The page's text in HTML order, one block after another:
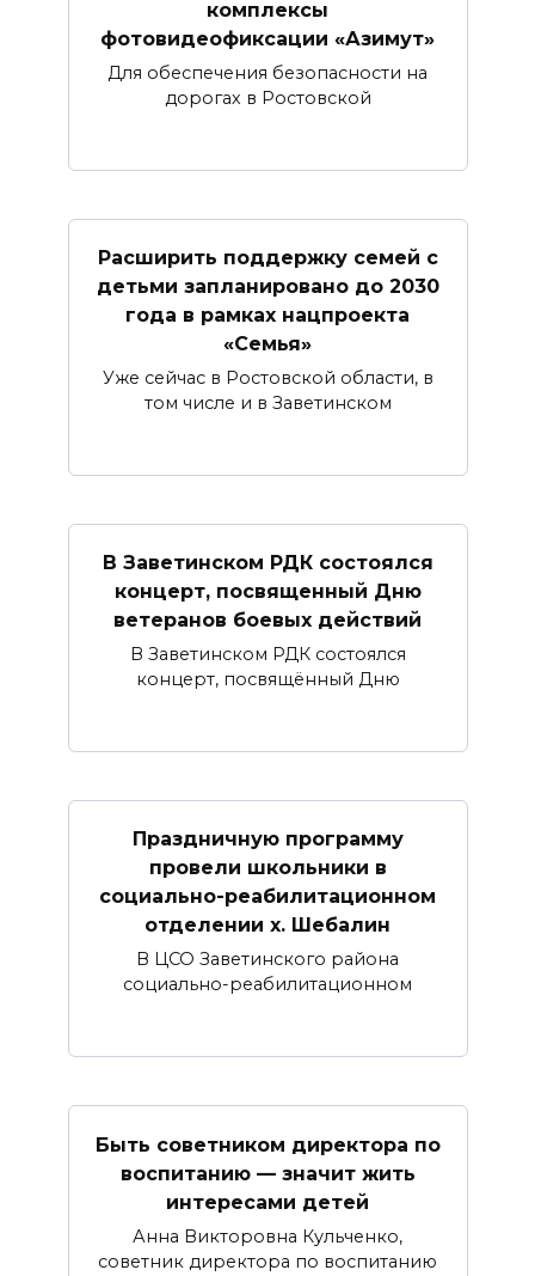
комплексы
фотовидеофиксации «Азимут»
Для обеспечения безопасности на
дорогах в Ростовской
Расширить поддержку семей с
детьми запланировано до 2030
года в рамках нацпроекта
«Семья»
Уже сейчас в Ростовской области, в
том числе и в Заветинском
В Заветинском РДК состоялся
концерт, посвященный Дню
ветеранов боевых действий
В Заветинском РДК состоялся
концерт, посвящённый Дню
Праздничную программу
провели школьники в
социально-реабилитационном
отделении х. Шебалин
В ЦСО Заветинского района
социально-реабилитационном
Быть советником директора по
воспитанию — значит жить
интересами детей
Анна Викторовна Кульченко,
советник директора по воспитанию